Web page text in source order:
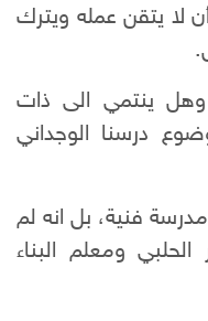
لا يتقن عمله ويترك
ينتمي الى ذات
درسنا الوجداني
فنية، بل انه لم
ومعلم البناء